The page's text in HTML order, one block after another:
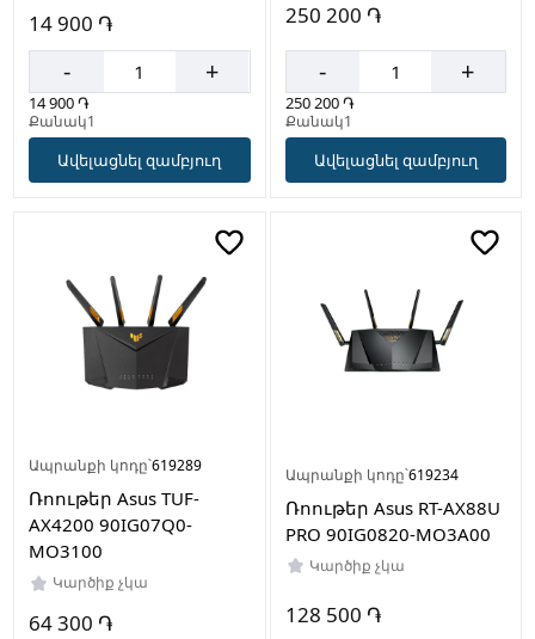
14 900 ֏
- +
14 900 ֏
Քանակ1
Ավելացնել զամբյուղ
250 200 ֏
- +
250 200 ֏
Քանակ1
Ավելացնել զամբյուղ
Ապրանքի կոդը՝619289
Ռոութեր Asus TUF-
AX4200 90IG07Q0-
MO3100
Կարծիք չկա
64 300 ֏
Ապրանքի կոդը՝619234
Ռոութեր Asus RT-AX88U
PRO 90IG0820-MO3A00
Կարծիք չկա
128 500 ֏